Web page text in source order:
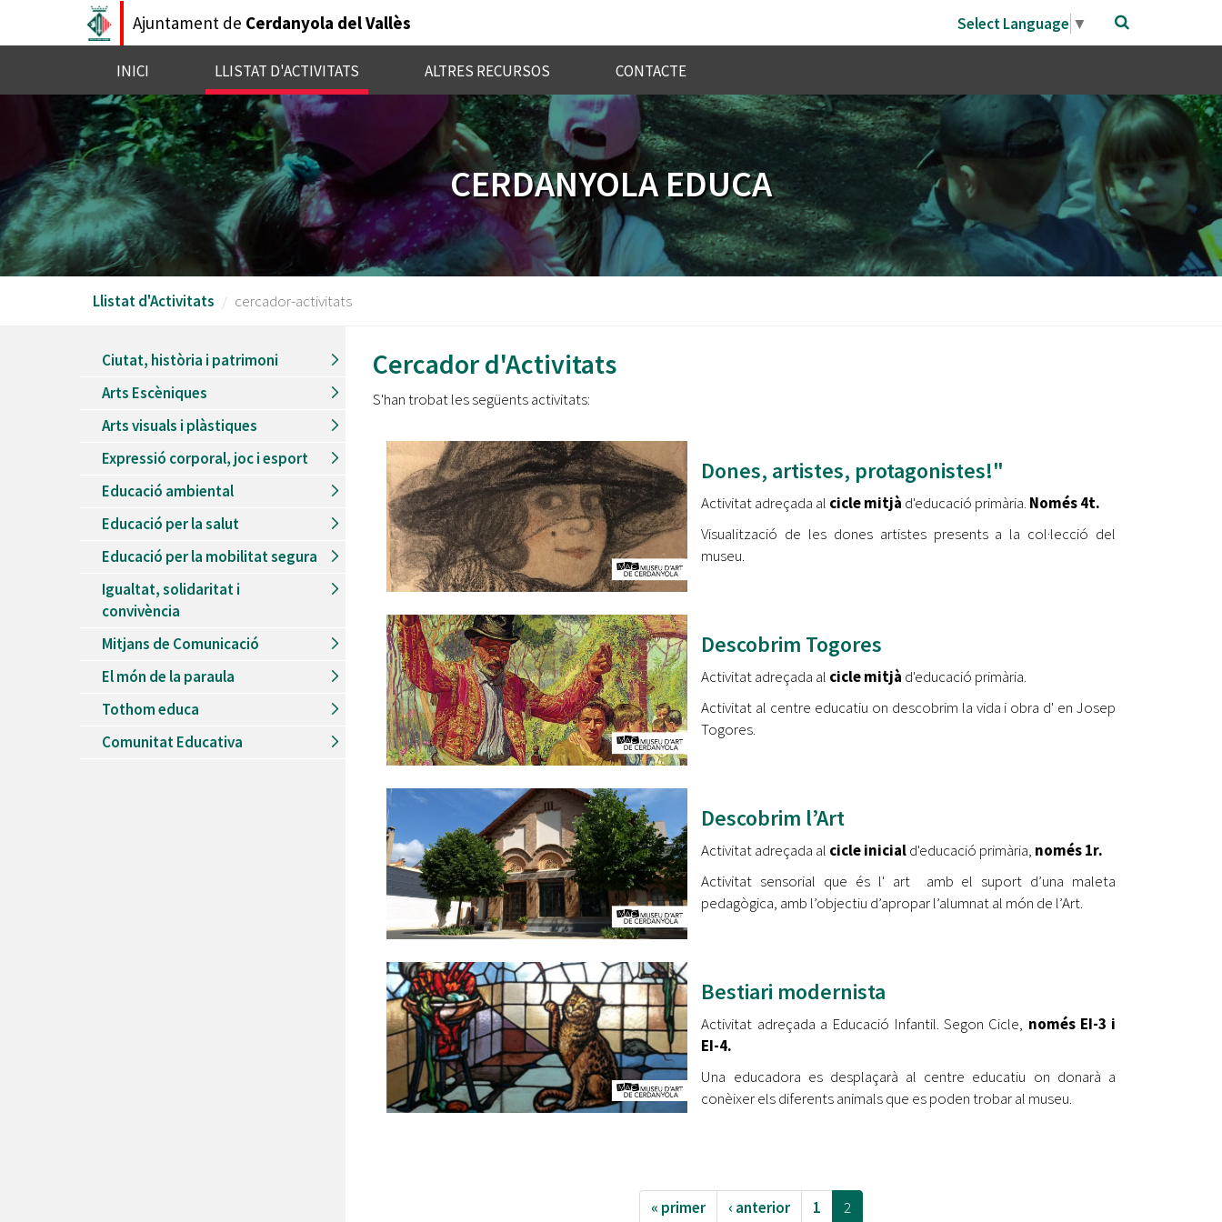
Ajuntament de Cerdanyola del Vallès Select Language ▼
INICI LLISTAT D'ACTIVITATS ALTRES RECURSOS CONTACTE
CERDANYOLA EDUCA
Llistat d'Activitats cercador-activitats
Ciutat, història i patrimoni
Arts Escèniques
Arts visuals i plàstiques
Expressió corporal, joc i esport
Educació ambiental
Educació per la salut
Educació per la mobilitat segura
Igualtat, solidaritat i
convivència
Mitjans de Comunicació
El món de la paraula
Tothom educa
Comunitat Educativa
Cercador d'Activitats
S'han trobat les següents activitats:
Dones, artistes, protagonistes!"
Activitat adreçada al cicle mitjà d'educació primària. Només 4t.
Visualització de les dones artistes presents a la col·lecció del
museu.
Descobrim Togores
Activitat adreçada al cicle mitjà d'educació primària.
Activitat al centre educatiu on descobrim la vida i obra d' en Josep
Togores.
Descobrim l’Art
Activitat adreçada al cicle iniciald'educació primària, només 1r.
Activitat sensorial que és l' art amb el suport d’una maleta
pedagògica, amb l’objectiu d’apropar l’alumnat al món de l’Art.
Bestiari modernista
Activitat adreçada a Educació Infantil. Segon Cicle, només EI-3 i
EI-4.
Una educadora es desplaçarà al centre educatiu on donarà a
conèixer els diferents animals que es poden trobar al museu.
« primer ‹ anterior 1 2